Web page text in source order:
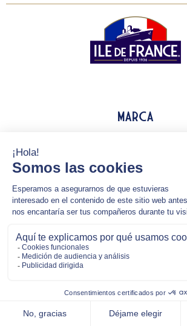
Marca
Productos
Recetas
Todo sobre el
Contáctanos